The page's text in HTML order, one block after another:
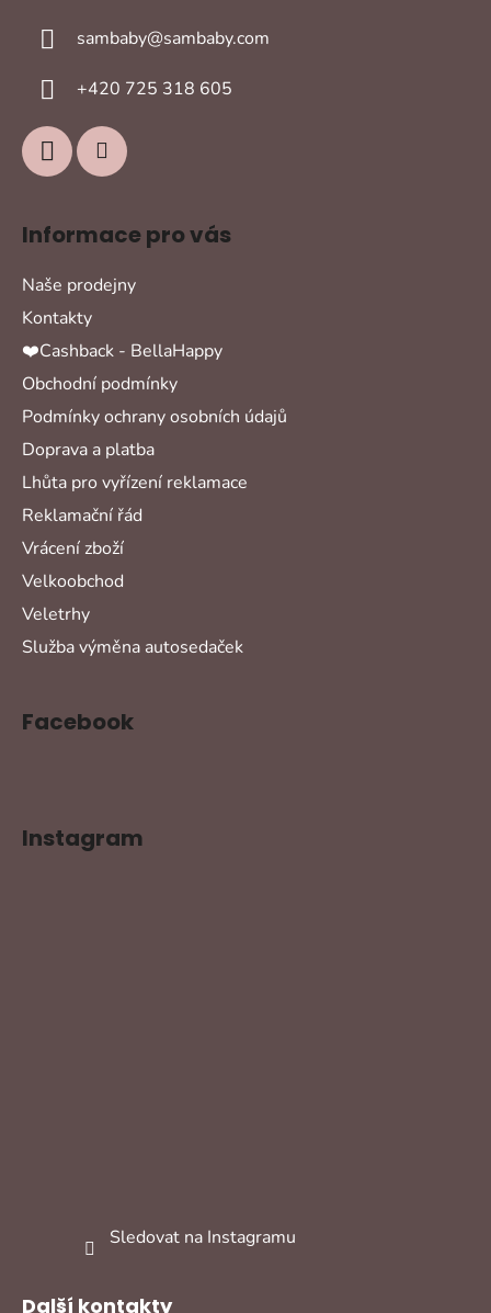
sambaby@sambaby.com
+420 725 318 605
Informace pro vás
Naše prodejny
Kontakty
❤️Cashback - BellaHappy
Obchodní podmínky
Podmínky ochrany osobních údajů
Doprava a platba
Lhůta pro vyřízení reklamace
Reklamační řád
Vrácení zboží
Velkoobchod
Veletrhy
Služba výměna autosedaček
Facebook
Instagram
Sledovat na Instagramu
Další kontakty